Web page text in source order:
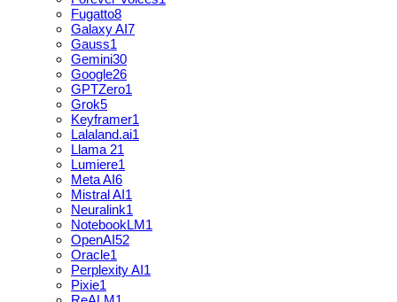
Fugatto8
Galaxy AI7
Gauss1
Gemini30
Google26
GPTZero1
Grok5
Keyframer1
Lalaland.ai1
Llama 21
Lumiere1
Meta AI6
Mistral AI1
Neuralink1
NotebookLM1
OpenAI52
Oracle1
Perplexity AI1
Pixie1